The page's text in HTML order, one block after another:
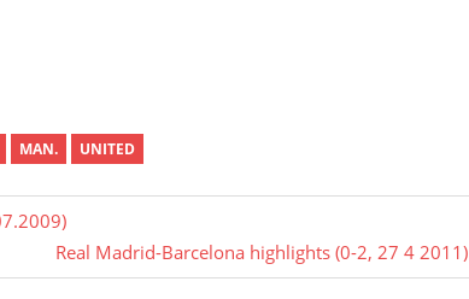
MAN. UNITED
Next
Post:
Real Madrid-Barcelona highlights (0-2, 27 4 2011)